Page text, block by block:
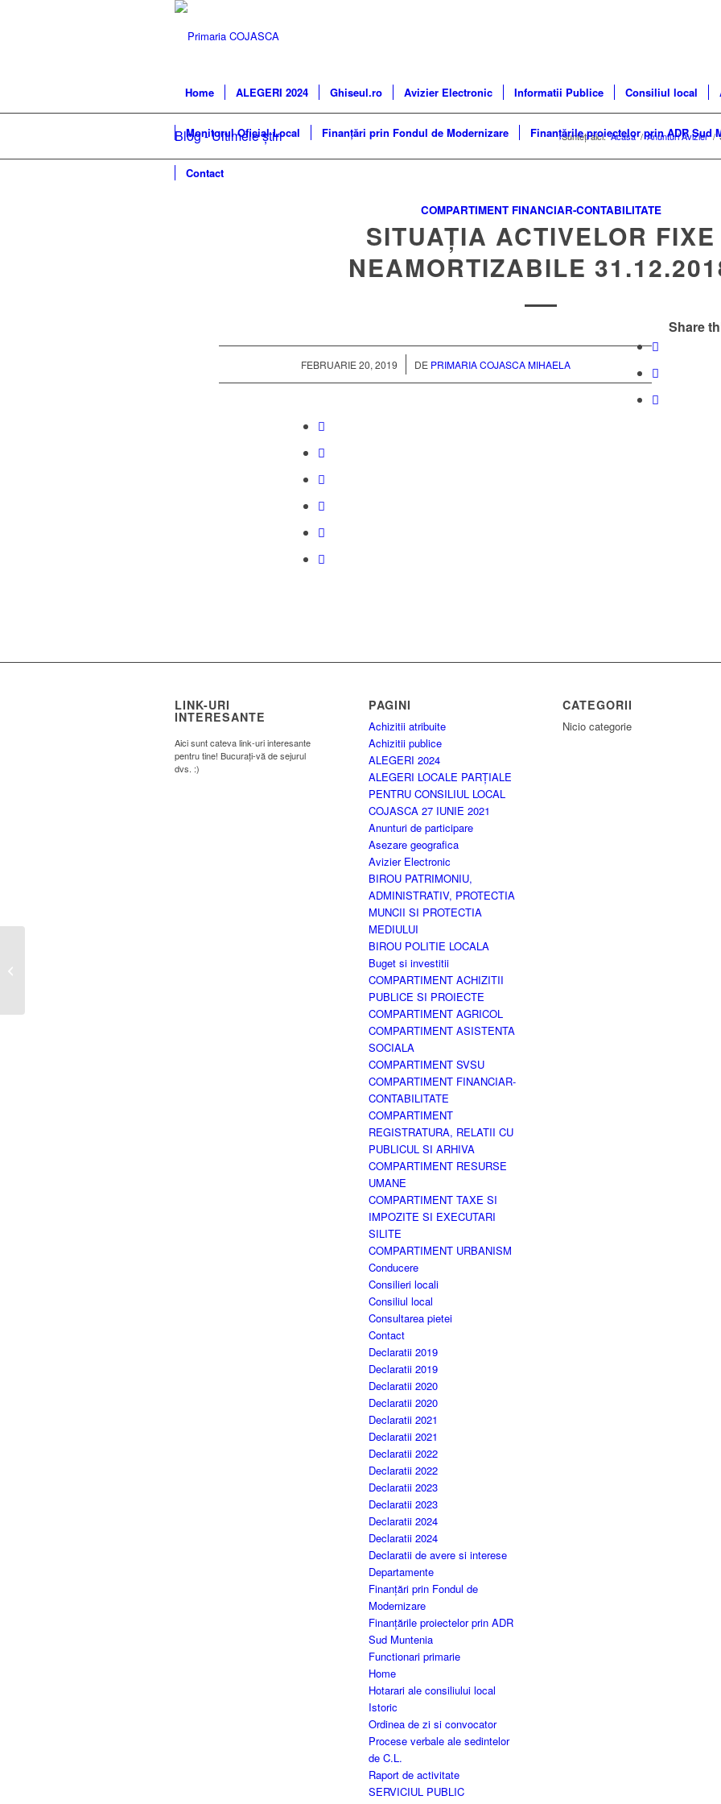
Home ALEGERI 2024 Ghiseul.ro Avizier Electronic Informatii Publice Consiliul local
Monitorul Oficial Local Finanțări prin Fondul de Modernizare Finanțările proiectelor prin ADR Sud
Contact
Blog - Ultimele știri Sunteți aici: Acasa / Anunturi Avizier /
COMPARTIMENT FINANCIAR-CONTABILITATE
SITUAȚIA ACTIVELOR FIXE
NEAMORTIZABILE
FEBRUARIE 20, 2019
/ DE PRIMARIA COJASCA MIHAELA
Share
LINK-URI
INTERESANTE
Aici sunt cateva link-uri interesante
pentru tine! Bucurați-vă de sejurul
dvs. :)
PAGINI
Achizitii atribuite
Achizitii publice
ALEGERI 2024
ALEGERI LOCALE PARȚIALE
PENTRU CONSILIUL LOCAL
COJASCA 27 IUNIE 2021
Anunturi de participare
Asezare geografica
Avizier Electronic
BIROU PATRIMONIU,
ADMINISTRATIV, PROTECTIA
MUNCII SI PROTECTIA
MEDIULUI
BIROU POLITIE LOCALA
Buget si investitii
COMPARTIMENT ACHIZITII
PUBLICE SI PROIECTE
COMPARTIMENT AGRICOL
COMPARTIMENT ASISTENTA
SOCIALA
COMPARTIMENT SVSU
COMPARTIMENT FINANCIAR-
CONTABILITATE
COMPARTIMENT
REGISTRATURA, RELATII CU
PUBLICUL SI ARHIVA
COMPARTIMENT RESURSE
UMANE
COMPARTIMENT TAXE SI
IMPOZITE SI EXECUTARI
SILITE
COMPARTIMENT URBANISM
Conducere
Consilieri locali
Consiliul local
Consultarea pietei
Contact
Declaratii 2019
Declaratii 2019
Declaratii 2020
Declaratii 2020
Declaratii 2021
Declaratii 2021
Declaratii 2022
Declaratii 2022
Declaratii 2023
Declaratii 2023
Declaratii 2024
Declaratii 2024
Declaratii de avere si interese
Departamente
Finanțări prin Fondul de
Modernizare
Finanțările proiectelor prin ADR
Sud Muntenia
Functionari primarie
Home
Hotarari ale consiliului local
Istoric
Ordinea de zi si convocator
Procese verbale ale sedintelor
de C.L.
Raport de activitate
SERVICIUL PUBLIC
CATEGORII
Nicio categorie